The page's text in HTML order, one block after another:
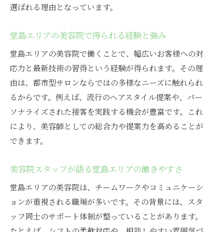
選ばれる理由となっています。
堂島エリアの美容院で得られる経験と強み
堂島エリアの美容院で働くことで、幅広いお客様への対
応力と最新技術の習得という経験が得られます。その理
由は、都市型サロンならではの多様なニーズに触れられ
るからです。例えば、流行のヘアスタイル提案や、パー
ソナライズされた接客を実践する機会が豊富です。これ
により、美容師としての総合力や提案力を高めることが
できます。
美容院スタッフが語る堂島エリアの働きやすさ
堂島エリアの美容院は、チームワークやコミュニケーシ
ョンが重視される職場が多いです。その背景には、スタ
ッフ同士のサポート体制が整っていることがあります。